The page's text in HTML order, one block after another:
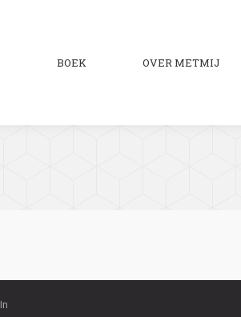
BOEK OVER METMIJ